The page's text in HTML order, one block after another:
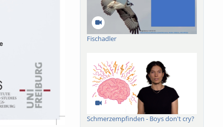
Fischadler
Schmerzempfinden - Boys don't cry?